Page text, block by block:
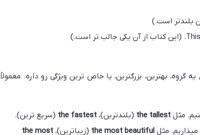
بهترین، بزرگترین، یا خاص ترین ویژگی رو داره. معمولاً
مثلthe tallest (بلندترین)،the fastest (سریع ترین).
میذاریم. مثلthe most beautiful (زیباترین)،the most